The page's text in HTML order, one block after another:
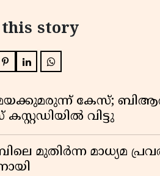
this story
കേസ്;
വിട്ടു
മുതിർന്ന